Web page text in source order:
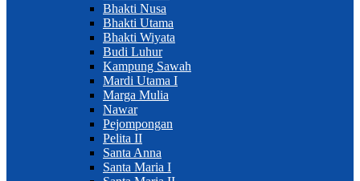
Bhakti Nusa
Bhakti Utama
Bhakti Wiyata
Budi Luhur
Kampung Sawah
Mardi Utama I
Marga Mulia
Nawar
Pejompongan
Pelita II
Santa Anna
Santa Maria I